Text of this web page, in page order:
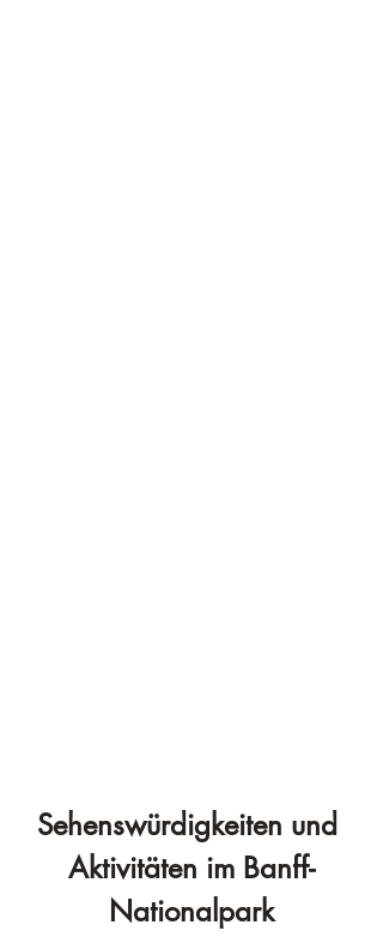
Sehenswürdigkeiten und
Aktivitäten im Banff-
Nationalpark